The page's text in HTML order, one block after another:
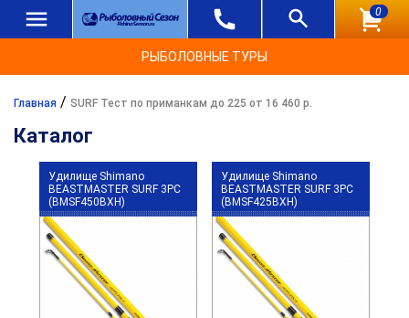
0
РЫБОЛОВНЫЕ ТУРЫ
Главная / SURF Тест по приманкам до 225 от 16 460 р.
Каталог
Удилище Shimano
BEASTMASTER SURF 3PC
(BMSF450BXH)
Удилище Shimano
BEASTMASTER SURF 3PC
(BMSF425BXH)